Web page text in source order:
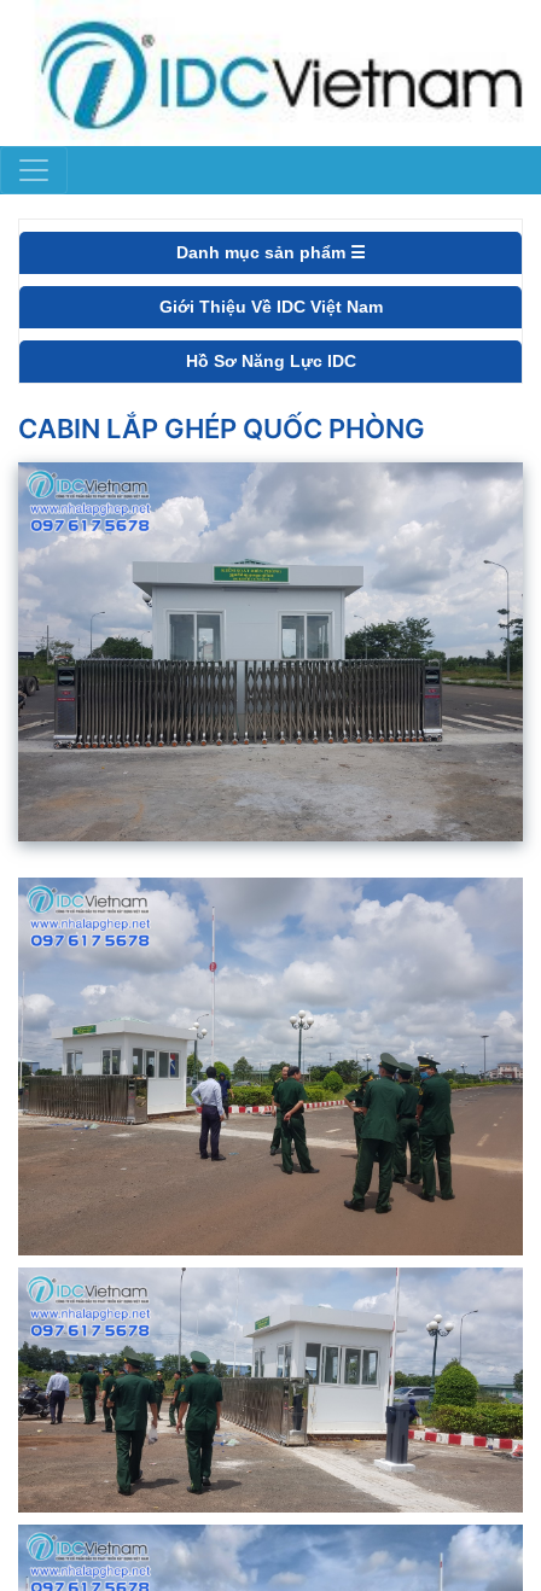
Danh mục sản phẩm ☰
Giới Thiệu Về IDC Việt Nam
Hồ Sơ Năng Lực IDC
CABIN LẮP GHÉP QUỐC PHÒNG